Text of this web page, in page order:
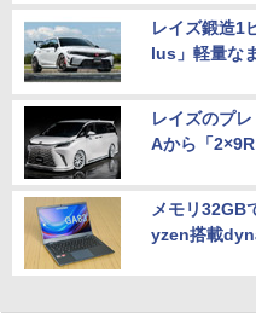
レイズ鍛造1
lus」軽量な
レイズのプ
Aから「2×9R
メモリ32GB
yzen搭載